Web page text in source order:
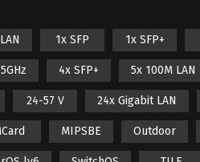
1x SFP 1x SFP+
4x SFP+ 5x 100M LAN
24-57 V 24x Gigabit LAN
MIPSBE Outdoor